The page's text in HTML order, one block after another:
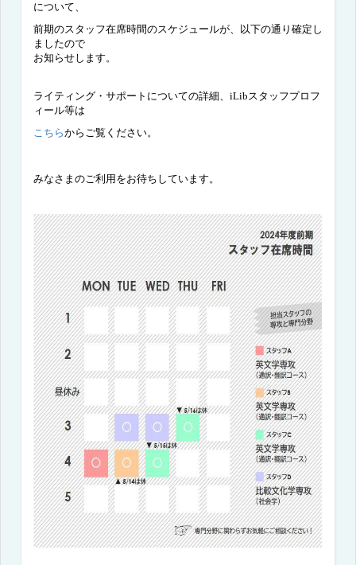
について、
前期のスタッフ在席時間のスケジュールが、
以下の通り 確定し
ましたので
お知らせします。
ライティング・サポートについての詳細、 iLibスタッフプロフ
ィール等は
こちらからご覧ください。
みなさまのご利用をお待ちしています。